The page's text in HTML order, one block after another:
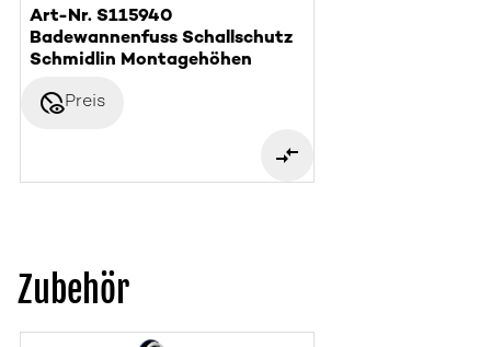
Art-Nr. S115940
Badewannenfuss Schallschutz
Schmidlin Montagehöhen
disabled_visiblePreis
Zubehör